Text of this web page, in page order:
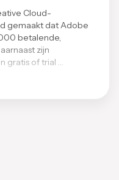
Cloud-
gemaakt dat Adobe
betalende,
zijn
gratis of trial …